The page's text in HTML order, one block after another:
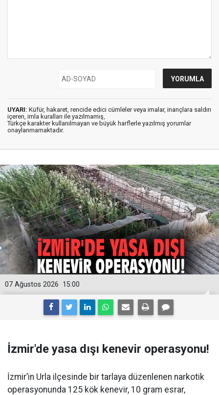
UYARI: Küfür, hakaret, rencide edici cümleler veya imalar, inançlara saldırı
içeren, imla kuralları ile yazılmamış,
Türkçe karakter kullanılmayan ve büyük harflerle yazılmış yorumlar
onaylanmamaktadır.
15:00
07 Ağustos 2026
İzmir'de yasa dışı kenevir operasyonu!
İzmir’in Urla ilçesinde bir tarlaya düzenlenen narkotik
operasyonunda 125 kök kenevir, 10 gram esrar,